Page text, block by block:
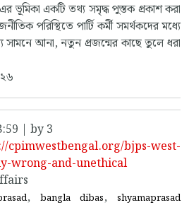
এর ভূমিকা একটি তথ্য সমৃদ্ধ পুস্তক প্রকাশ করা
পরিস্থিতে পার্টি কর্মী সমর্থকদের মধ্যে
আনা, নতুন প্রজন্মের কাছে তুলে ধরা
| by 3
cpimwestbengal.org/bjps-west-
wrong-and-unethical
, bangla dibas,shyamaprasad